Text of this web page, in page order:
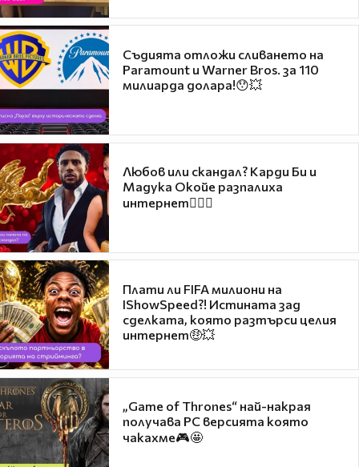
Съдията отложи сливането на
Paramount и Warner Bros. за 110
милиарда долара!😯💥
Любов или скандал? Карди Би и
Мадука Окойе разпалиха
интернет❤️‍🔥🔥
Плати ли FIFA милиони на
IShowSpeed?! Истината зад
сделката, която разтърси целия
интернет🤑💥
„Game of Thrones“ най-накрая
получава PC версията която
чакахме🎮🤩